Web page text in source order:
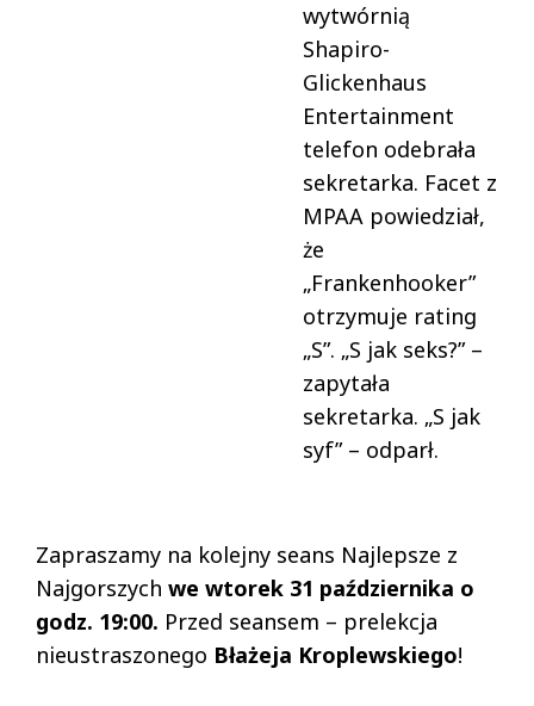
wytwórnią
Shapiro-
Glickenhaus
Entertainment
telefon odebrała
sekretarka. Facet z
MPAA powiedział,
że
„Frankenhooker”
otrzymuje rating
„S”. „S jak seks?” –
zapytała
sekretarka. „S jak
syf” – odparł.
Zapraszamy na kolejny seans Najlepsze z
Najgorszych we wtorek 31 października o
godz. 19:00. Przed seansem – prelekcja
nieustraszonego Błażeja Kroplewskiego!